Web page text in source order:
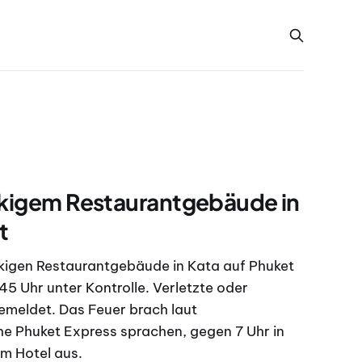
Restaurantgebäude in
Restaurantgebäude in Kata auf Phuket
Uhr unter Kontrolle. Verletzte oder
Das Feuer brach laut
Phuket Express sprachen, gegen 7 Uhr in
Hotel aus.